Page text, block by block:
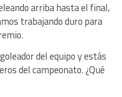
arriba hasta el final,
trabajando duro para
del equipo y estás
del campeonato. ¿Qué